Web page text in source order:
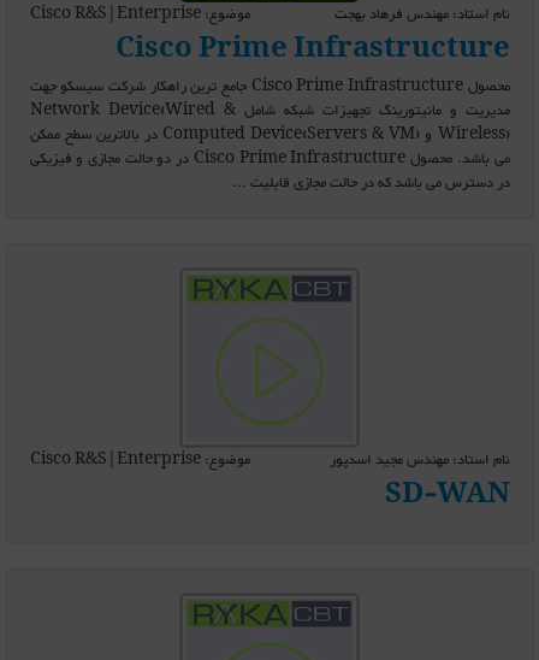
نام استاد: مهندس فرهاد بهجت موضوع: Cisco R&S|Enterprise
Cisco Prime Infrastructure
محصول Cisco Prime Infrastructure جامع ترین راهکار شرکت سیسکو جهت
مدیریت و مانیتورینگ تجهیزات شبکه شامل Network Device(Wired &
Wireless) و Computed Device(Servers & VM) در بالاترین سطح ممکن
می باشد. محصول Cisco Prime Infrastructure در دو حالت مجازی و فیزیکی
در دسترس می باشد که در حالت مجازی قابلیت ...
نام استاد: مهندس مجید اسدپور موضوع: Cisco R&S|Enterprise
SD-WAN